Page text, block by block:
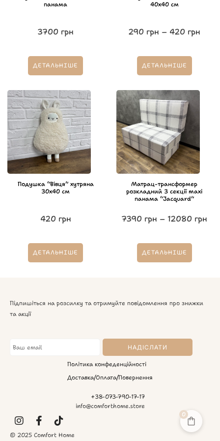
панама
3700 грн
ДЕТАЛЬНІШЕ
40х40 см
290 грн – 420 грн
ДЕТАЛЬНІШЕ
Подушка “Вівця” хутряна
30х40 см
420 грн
ДЕТАЛЬНІШЕ
Матрац-трансформер
розкладний 3 секції maxi
панама “Jacquard”
7390 грн – 12080 грн
ДЕТАЛЬНІШЕ
Підпишіться на розсилку та отримуйте повідомлення про знижки
та акції
Політика конфеденційності
Доставка/Оплата/Повернення
+38-073-790-17-17
info@comforthome.store
© 2025 Comfort Home
0